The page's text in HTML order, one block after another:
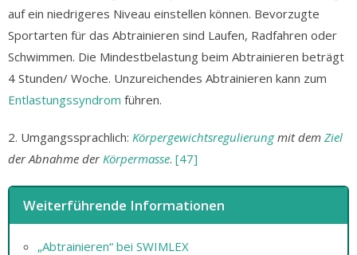
auf ein niedrigeres Niveau einstellen können. Bevorzugte
Sportarten für das Abtrainieren sind Laufen, Radfahren oder
Schwimmen. Die Mindestbelastung beim Abtrainieren beträgt
4 Stunden/ Woche. Unzureichendes Abtrainieren kann zum
Entlastungssyndrom führen.
2. Umgangssprachlich: Körpergewichtsregulierungmit dem Ziel
der Abnahme derKörpermasse. [47]
Weiterführende Informationen
„Abtrainieren“ bei SWIMLEX